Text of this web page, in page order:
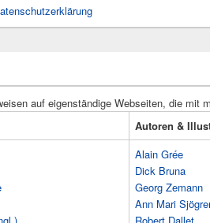
auf eigenständige Webseiten, die mit
Autoren &
Alain Grée
Dick Bruna
Georg Zemann
Ann Mari